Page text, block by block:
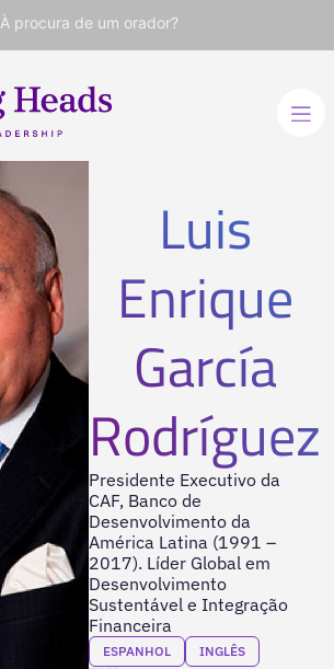
À procura de um orador?
Luis
Enrique
García
Rodríguez
Presidente Executivo da
CAF, Banco de
Desenvolvimento da
América Latina (1991 –
2017). Líder Global em
Desenvolvimento
Sustentável e Integração
Financeira
ESPANHOL INGLÊS